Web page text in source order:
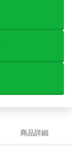
商品詳細